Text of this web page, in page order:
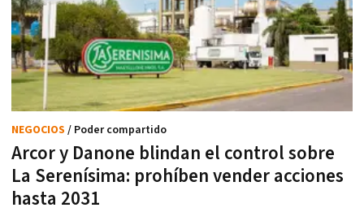
Arcor y Danone blindan el control sobre
La Serenísima: prohíben vender acciones
hasta 2031
NEGOCIOS / Poder compartido